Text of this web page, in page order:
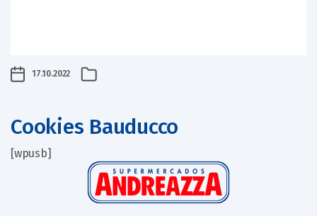
17.10.2022
Cookies Bauducco
[wpusb]